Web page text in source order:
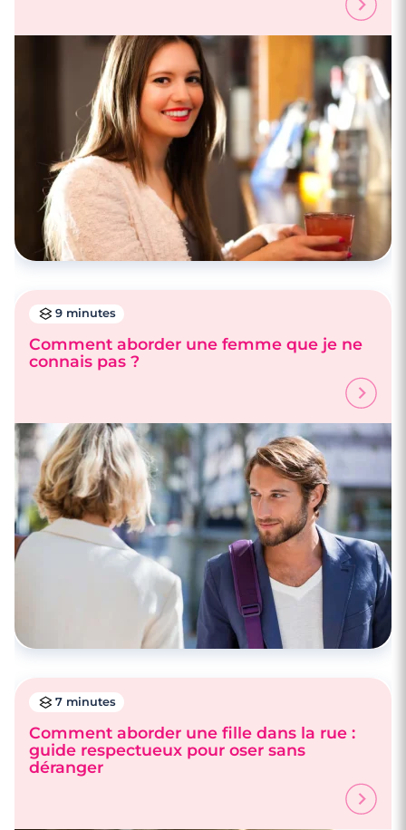
9 minutes
Comment aborder une femme que je ne
connais pas ?
7 minutes
Comment aborder une fille dans la rue :
guide respectueux pour oser sans
déranger